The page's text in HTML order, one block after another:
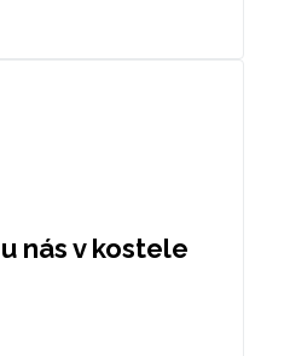
nás v kostele